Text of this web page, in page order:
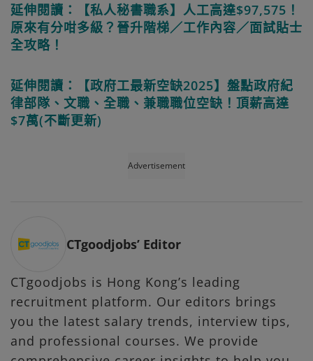
延伸閱讀：【私人秘書職系】人工高達$97,575！
原來有分咁多級？晉升階梯／工作內容／面試貼士
全攻略！
延伸閱讀：【政府工最新空缺2025】盤點政府紀
律部隊、文職、全職、兼職職位空缺！頂薪高達
$7萬(不斷更新)
Advertisement
CTgoodjobs’ Editor
CTgoodjobs is Hong Kong’s leading
recruitment platform. Our editors brings
you the latest salary trends, interview tips,
and professional courses. We provide